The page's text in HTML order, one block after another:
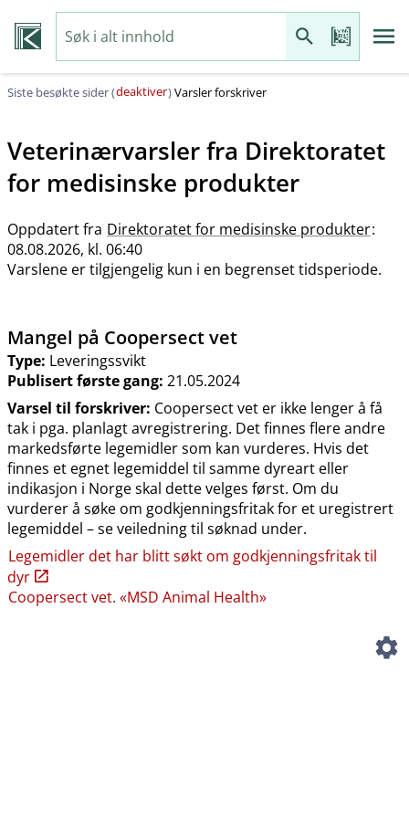
Siste besøkte sider (deaktiver)Varsler forskriver
Veterinærvarsler fra Direktoratet
for medisinske produkter
Oppdatert fra Direktoratet for medisinske produkter:
08.08.2026, kl. 06:40
Varslene er tilgjengelig kun i en begrenset tidsperiode.
Mangel på Coopersect vet
Type: Leveringssvikt
Publisert første gang: 21.05.2024
Varsel til forskriver: Coopersect vet er ikke lenger å få
tak i pga. planlagt avregistrering. Det finnes flere andre
markedsførte legemidler som kan vurderes. Hvis det
finnes et egnet legemiddel til samme dyreart eller
indikasjon i Norge skal dette velges først. Om du
vurderer å søke om godkjenningsfritak for et uregistrert
legemiddel – se veiledning til søknad under.
Legemidler det har blitt søkt om godkjenningsfritak til
dyr
Coopersect vet. «MSD Animal Health»